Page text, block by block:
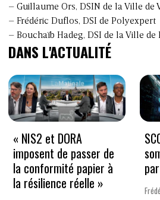
– Guillaume Ors, DSIN de la Ville de
– Frédéric Duflos, DSI de Polyexpert
– Bouchaïb Hadeg, DSI de la Ville de
DANS L'ACTUALITÉ
« NIS2 et DORA
imposent de passer de
la conformité papier à
la résilience réelle »